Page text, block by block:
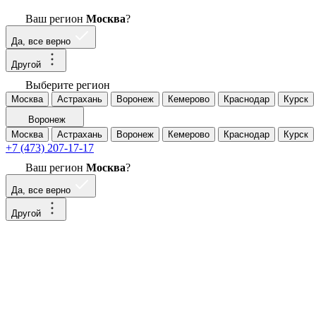
Ваш регион Москва?
Да, все верно
Другой
Выберите регион
Москва Астрахань Воронеж Кемерово Краснодар Курск
Воронеж
Москва
Астрахань Воронеж Кемерово Краснодар Курск
+7 (473) 207-17-17
Ваш регион Москва?
Да, все верно
Другой